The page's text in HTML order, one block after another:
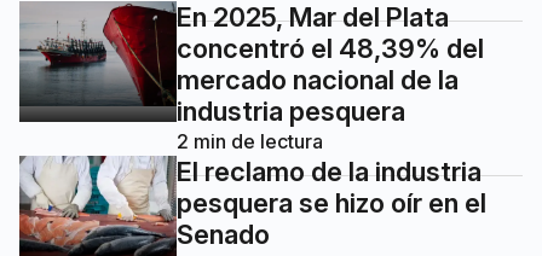
En 2025, Mar del Plata
concentró el 48,39% del
mercado nacional de la
industria pesquera
2 min de lectura
El reclamo de la industria
pesquera se hizo oír en el
Senado